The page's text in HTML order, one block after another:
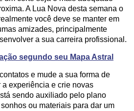
A Lua Nova desta semana o
você deve se manter em
amizades, principalmente
a sua carreira profissional.
segundo seu Mapa Astral
e mude a sua forma de
experiência e crie novas
sendo auxiliado pelo plano
ou materiais para dar um